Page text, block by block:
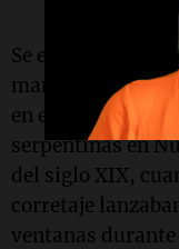
Se espera que la
mañana del
en el
serpentinas en
del siglo XIX,
corretaje
ventanas